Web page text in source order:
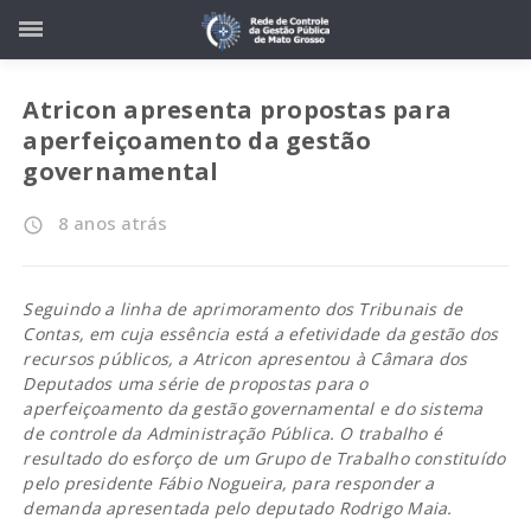
Atricon apresenta propostas para
aperfeiçoamento da gestão
governamental
access_time 8 anos atrás
Seguindo a linha de aprimoramento dos Tribunais de
Contas, em cuja essência está a efetividade da gestão dos
recursos públicos, a Atricon apresentou à Câmara dos
Deputados uma série de propostas para o
aperfeiçoamento da gestão governamental e do sistema
de controle da Administração Pública. O trabalho é
resultado do esforço de um Grupo de Trabalho constituído
pelo presidente Fábio Nogueira, para responder a
demanda apresentada pelo deputado Rodrigo Maia.